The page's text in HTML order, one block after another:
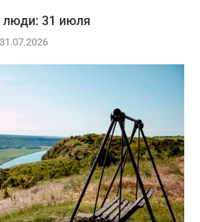
31 июля
31.07.2026